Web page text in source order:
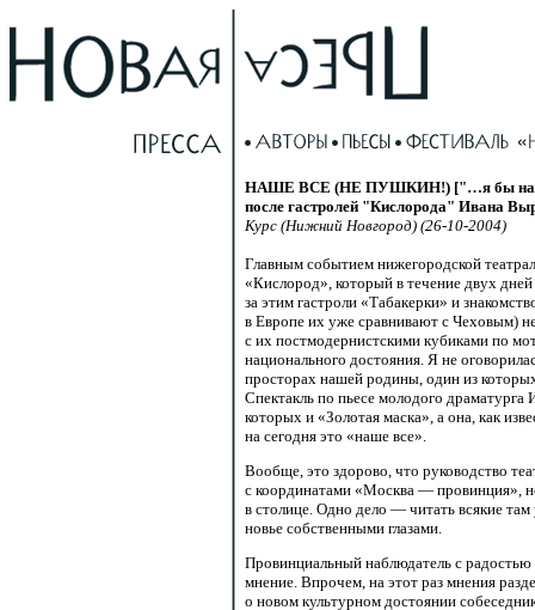
НАШЕ ВСЕ (НЕ ПУШКИН!) ["…я бы назвал
после гастролей "Кислорода" Ивана
Курс (Нижний Новгород) (26-10-2004)
Главным событием нижегородской
«Кислород», который в течение двух
за этим гастроли «Табакерки» и
в Европе их уже сравнивают с Чеховым)
с их постмодернистскими кубиками по
национального достояния. Я не
просторах нашей родины, один из
Спектакль по пьесе молодого
которых и «Золотая маска», а она, как
на сегодня это «наше все».
Вообще, это здорово, что руководство
с координатами «Москва — провинция»,
в столице. Одно дело — читать всякие
новье собственными глазами.
Провинциальный наблюдатель с радостью
мнение. Впрочем, на этот раз мнения
о новом культурном достоянии